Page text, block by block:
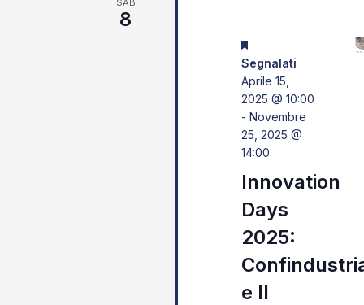
Navigazione
SAB
8
Segnalati
Aprile 15,
2025 @ 10:00
-Novembre
25, 2025 @
14:00
Innovation
Days
2025:
e Il